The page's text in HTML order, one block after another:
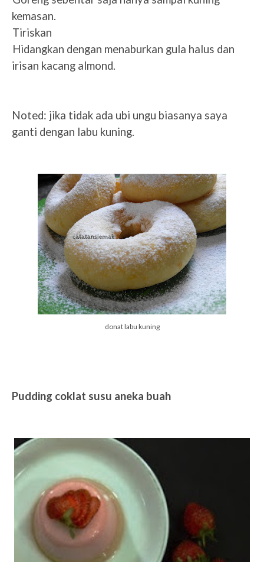
kemasan.
Tiriskan
Hidangkan dengan menaburkan gula halus dan
irisan kacang almond.
Noted: jika tidak ada ubi ungu biasanya saya
ganti dengan labu kuning.
donat labu kuning
Pudding coklat susu aneka buah